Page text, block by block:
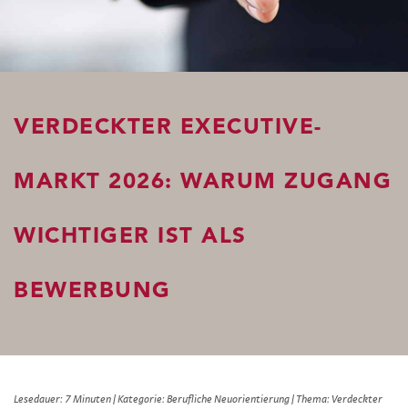
VERDECKTER EXECUTIVE-
MARKT 2026: WARUM ZUGANG
WICHTIGER IST ALS
BEWERBUNG
Lesedauer: 7 Minuten | Kategorie: Berufliche Neuorientierung | Thema: Verdeckter